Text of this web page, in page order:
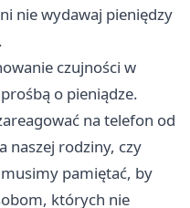
nie wydawaj pieniędzy
czujności w
o pieniądze.
na telefon od
naszej rodziny, czy
pamiętać, by
których nie